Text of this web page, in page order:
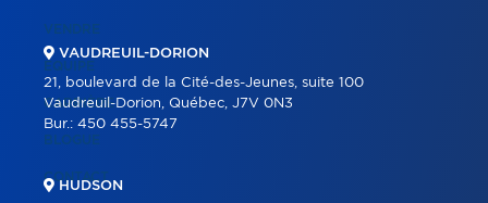
VENDRE
ÉQUIPE
CARRIÈRE
BLOGUE
CONTACT
VAUDREUIL-DORION
21, boulevard de la Cité-des-Jeunes, suite 100
Vaudreuil-Dorion, Québec, J7V 0N3
Bur.: 450 455-5747
HUDSON